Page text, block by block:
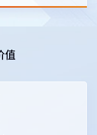
值